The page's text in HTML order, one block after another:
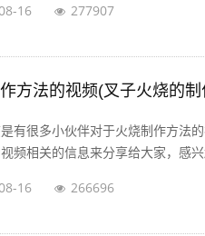
16 277907
方法的视频(叉子火烧的
有很多小伙伴对于火烧制作方法
频相关的信息来分享给大家，感兴
16 266696